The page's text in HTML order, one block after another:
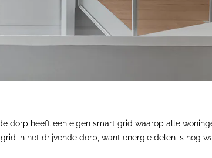
dorp heeft een eigen smart grid waarop alle
in het drijvende dorp, want energie delen is nog